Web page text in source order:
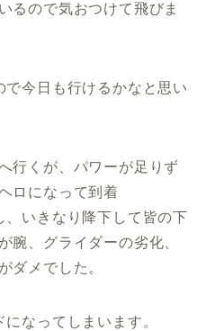
るので気おつけて飛びま
今日も行けるかなと思い
行くが、パワーが足りず
ロになって到着
いきなり降下して皆の下
腕、グライダーの劣化、
ダメでした。
なってしまいます。